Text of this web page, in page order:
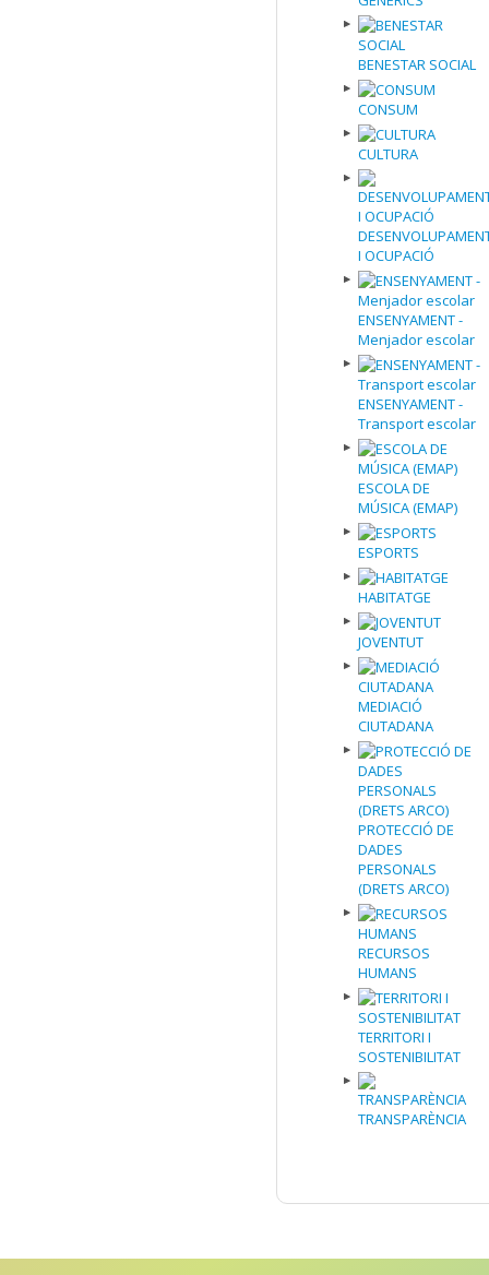
BENESTAR SOCIAL
CONSUM
CULTURA
I OCUPACIÓ
ENSENYAMENT -
Menjador escolar
ENSENYAMENT -
Transport escolar
ESCOLA DE
MÚSICA (EMAP)
ESPORTS
HABITATGE
JOVENTUT
MEDIACIÓ
CIUTADANA
PROTECCIÓ DE
DADES
PERSONALS
(DRETS ARCO)
RECURSOS
HUMANS
TERRITORI I
SOSTENIBILITAT
TRANSPARÈNCIA